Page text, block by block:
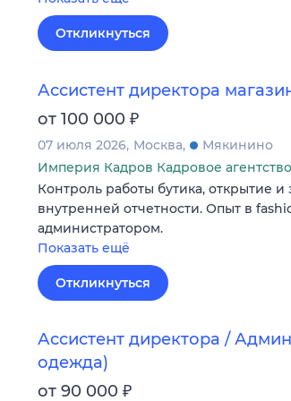
Откликнуться
Ассистент директора
от 100 000 ₽
07 июля 2026 Москва
Мякинино
Империя Кадров Кадровое агентство
Контроль работы бутика, открытие
внутренней отчетности. Опыт в
администратором.
Показать ещё
Откликнуться
Ассистент директора /
одежда)
от 90 000 ₽